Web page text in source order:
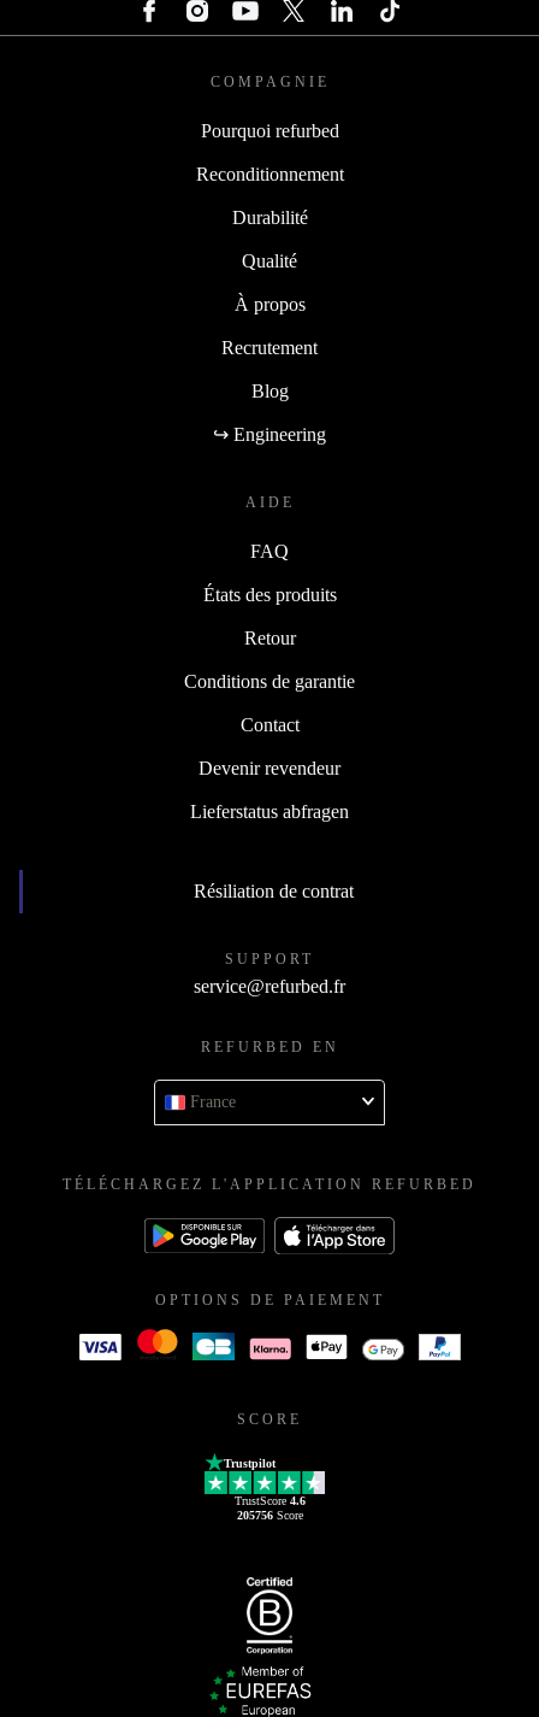
COMPAGNIE
Pourquoi refurbed
Reconditionnement
Durabilité
Qualité
À propos
Recrutement
Blog
↪ Engineering
AIDE
FAQ
États des produits
Retour
Conditions de garantie
Contact
Devenir revendeur
Lieferstatus abfragen
Résiliation de contrat
SUPPORT
service@refurbed.fr
REFURBED EN
France
TÉLÉCHARGEZ L'APPLICATION REFURBED
OPTIONS DE PAIEMENT
SCORE
Trustpilot
TrustScore 4.6
205756Score